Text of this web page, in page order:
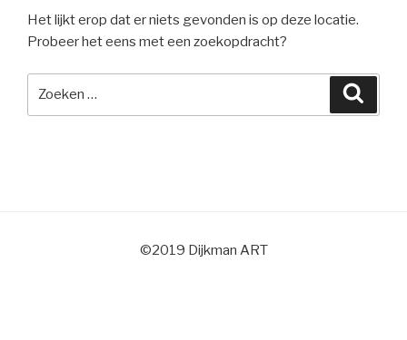
Het lijkt erop dat er niets gevonden is op deze locatie.
Probeer het eens met een zoekopdracht?
©2019 Dijkman ART